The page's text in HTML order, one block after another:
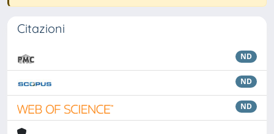
Citazioni
ND
ND
ND